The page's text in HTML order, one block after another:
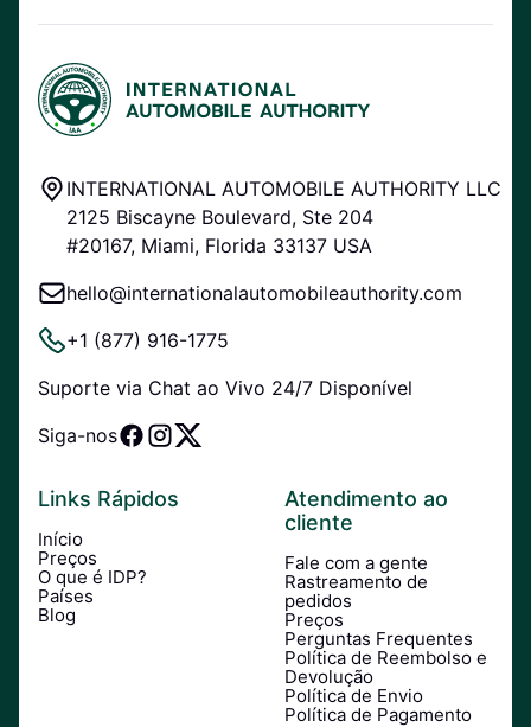
INTERNATIONAL AUTOMOBILE AUTHORITY LLC
2125 Biscayne Boulevard, Ste 204
#20167, Miami, Florida 33137 USA
hello@internationalautomobileauthority.com
+1 (877) 916-1775
Suporte via Chat ao Vivo 24/7 Disponível
Siga-nos
Links Rápidos
Início
Preços
O que é IDP?
Países
Blog
Atendimento ao
cliente
Fale com a gente
Rastreamento de
pedidos
Preços
Perguntas Frequentes
Política de Reembolso e
Devolução
Política de Envio
Política de Pagamento